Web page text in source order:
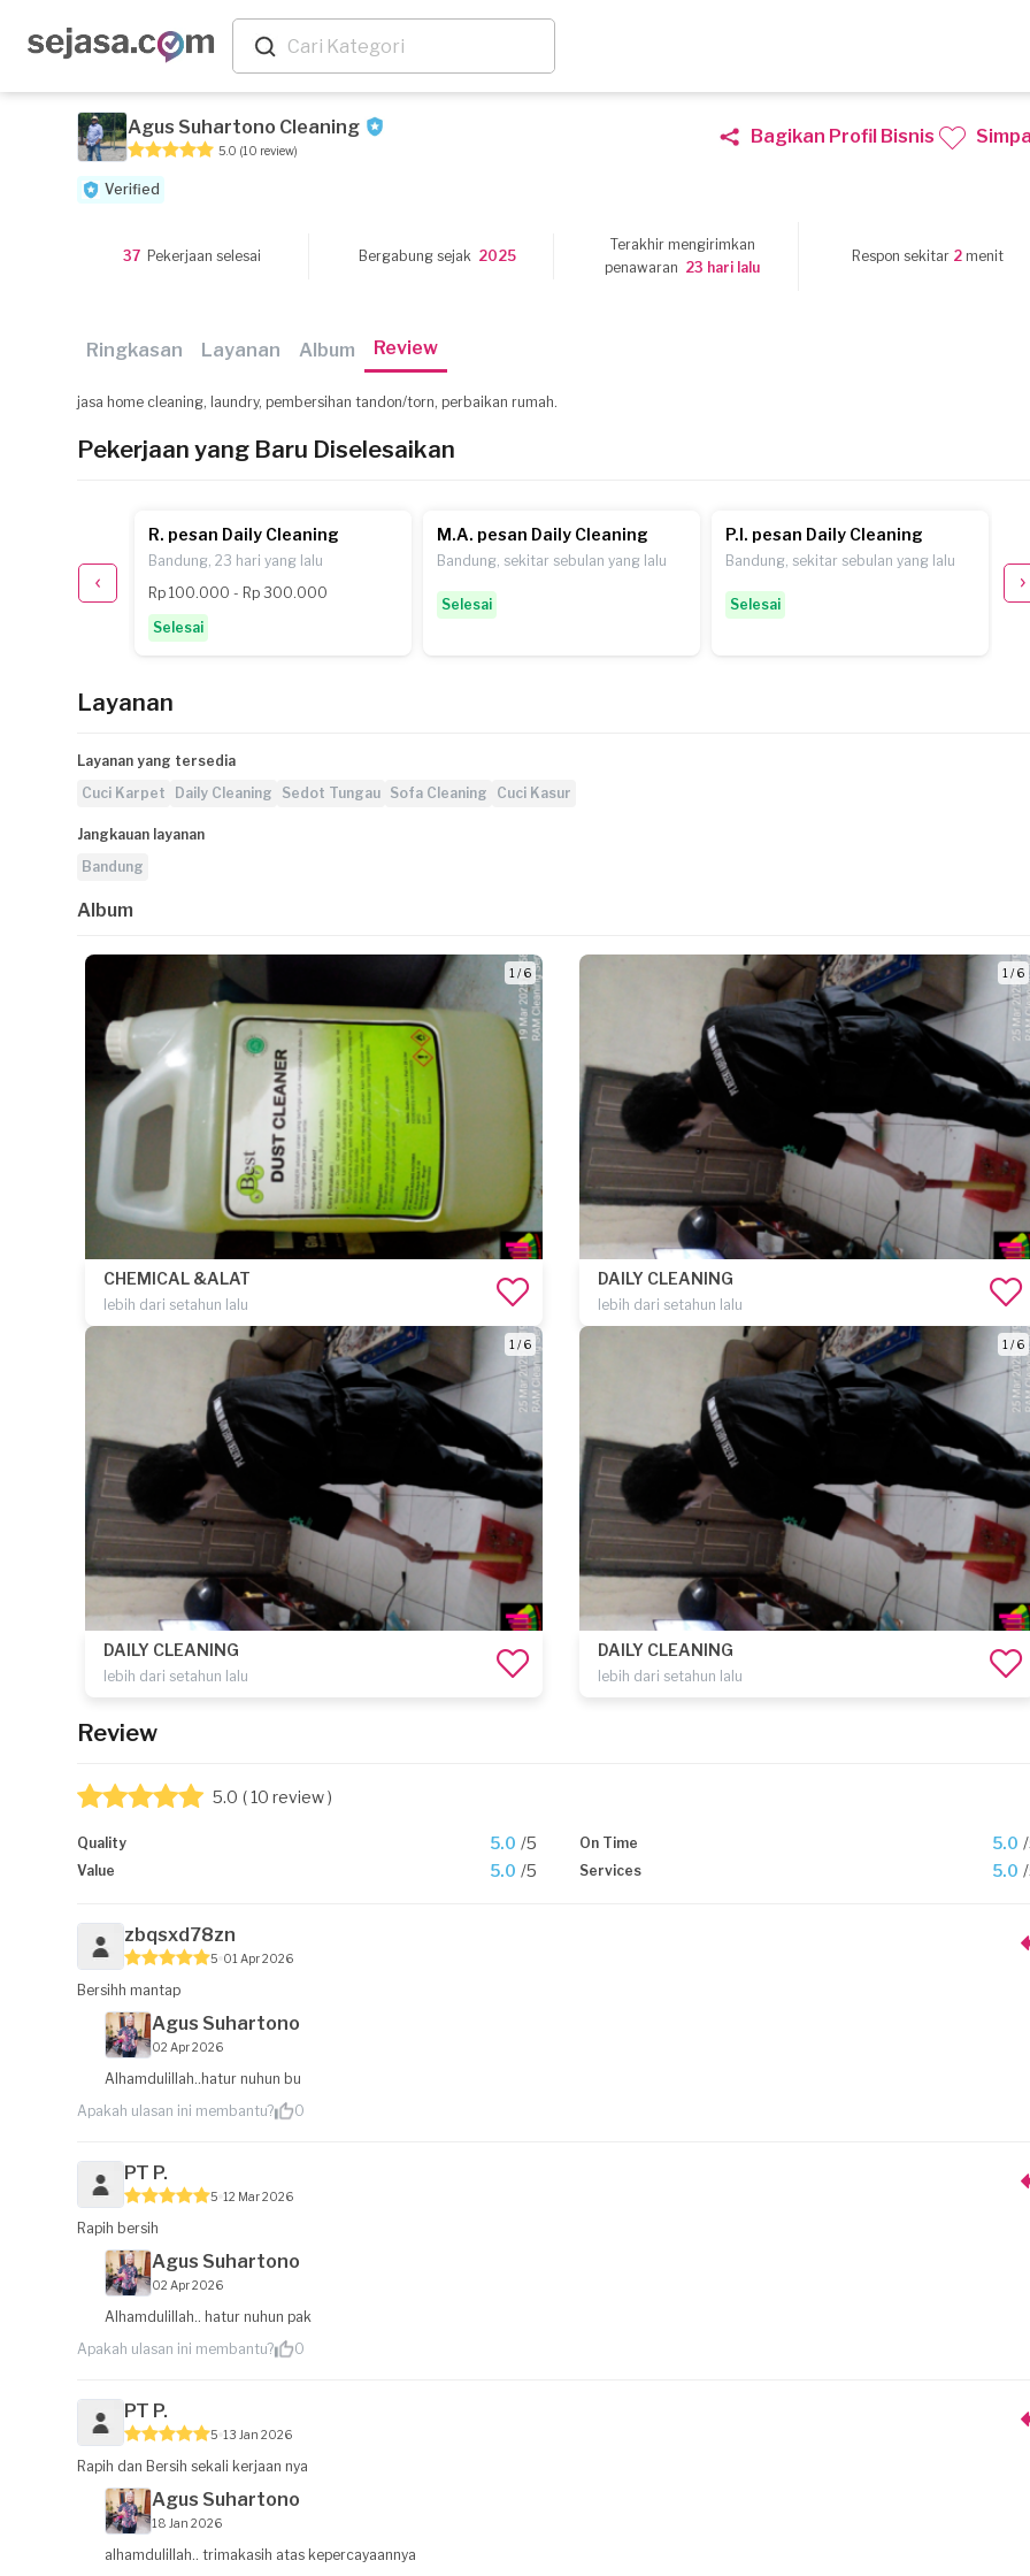
Agus Suhartono Cleaning
5.0 (10 review)
Bagikan Profil Bisnis
Verified
37 Pekerjaan selesai Bergabung sejak 2025
Terakhir mengirimkan
penawaran 23 hari lalu
Respon sekitar 2menit
Ringkasan Layanan Album Review
jasa home cleaning, laundry, pembersihan tandon/torn, perbaikan rumah.
Pekerjaan yang Baru Diselesaikan
R. pesan Daily Cleaning
Bandung, 23 hari yang lalu
Rp 100.000 - Rp 300.000
Selesai
M.A. pesan Daily Cleaning
Bandung, sekitar sebulan yang lalu
Selesai
P.I. pesan Daily Cleaning
Bandung, sekitar sebulan yang lalu
Selesai
Layanan
Layanan yang tersedia
Cuci Karpet
Daily Cleaning Sedot Tungau Sofa Cleaning Cuci Kasur
Jangkauan layanan
Bandung
Album
1 / 6
CHEMICAL &ALAT
lebih dari setahun lalu
1 / 6
DAILY CLEANING
lebih dari setahun lalu
1 / 6
DAILY CLEANING
lebih dari setahun lalu
1 / 6
DAILY CLEANING
lebih dari setahun lalu
Review
5.0 ( 10 review )
Quality 5.0 /5 On Time 5.0
Value 5.0 /5 Services 5.0
zbqsxd78zn
5 01 Apr 2026
Bersihh mantap
Agus Suhartono
02 Apr 2026
Alhamdulillah..hatur nuhun bu
Apakah ulasan ini membantu?
0
PT P.
5 12 Mar 2026
Rapih bersih
Agus Suhartono
02 Apr 2026
Alhamdulillah.. hatur nuhun pak
Apakah ulasan ini membantu?
0
PT P.
5 13 Jan 2026
Rapih dan Bersih sekali kerjaan nya
Agus Suhartono
18 Jan 2026
alhamdulillah.. trimakasih atas kepercayaannya